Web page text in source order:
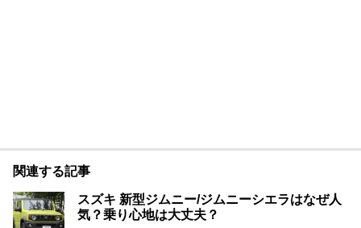
関連する記事
スズキ 新型ジムニー/ジムニーシエラはなぜ人
気？乗り心地は大丈夫？